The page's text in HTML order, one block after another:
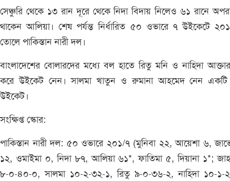
সেঞ্চুরি থেকে ১৩ রান দূরে থেকে নিদা বিদায় নিলেও ৬১ রানে
থাকেন আলিয়া। শেষ পর্যন্ত নির্ধারিত ৫০ ওভারে ৭ উইকেটে
তোলে পাকিস্তান নারী দল।
বাংলাদেশের বোলারদের মধ্যে বল হাতে রিতু মনি ও নাহিদা
করে উইকেট নেন। সালমা খাতুন ও রুমানা আহমেদ নেন
উইকেট।
সংক্ষিপ্ত স্কোর:
পাকিস্তান নারী দল: ৫০ ওভারে ২০১/৭ (মুনিবা ২২, আয়েশা ৬,
১২, ওমাইমা ০, নিদা ৮৭, আলিয়া ৬১*, ফাতিমা ৫, দিয়ানা ১*;
৮-০-৪০-০, সালমা ১০-২-৩২-১, রিতু ৯-০-৩৬-২, নাহিদা ১০-১-